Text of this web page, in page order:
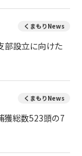
くまもりNews
設立に向けた
くまもりNews
獲総数523頭の7